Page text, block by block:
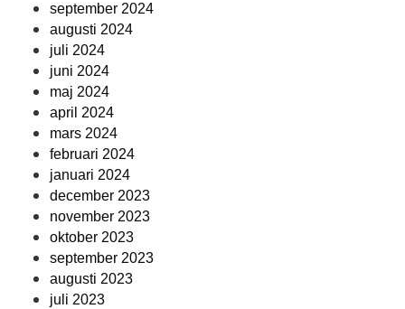
september 2024
augusti 2024
juli 2024
juni 2024
maj 2024
april 2024
mars 2024
februari 2024
januari 2024
december 2023
november 2023
oktober 2023
september 2023
augusti 2023
juli 2023